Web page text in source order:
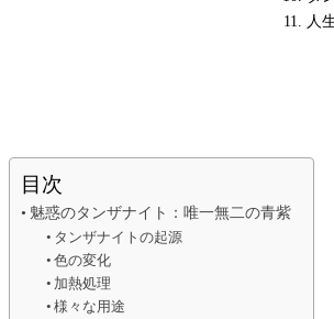
人
目次
魅惑のタンザナイト：唯一無二の青紫
タンザナイトの起源
色の変化
加熱処理
様々な用途